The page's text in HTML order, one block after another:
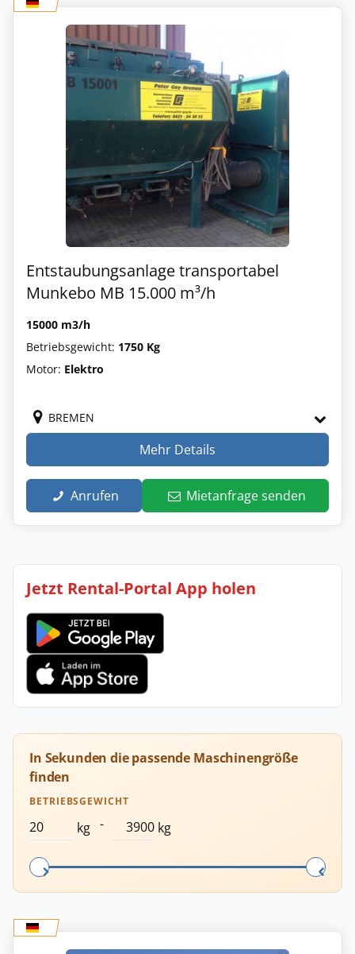
Entstaubungsanlage transportabel
Munkebo MB 15.000 m³/h
15000 m3/h
Betriebsgewicht: 1750 Kg
Motor: Elektro
BREMEN
Mehr Details
Anrufen Mietanfrage senden
Jetzt Rental-Portal App holen
In Sekunden die passende Maschinengröße
finden
BETRIEBSGEWICHT
kg - kg